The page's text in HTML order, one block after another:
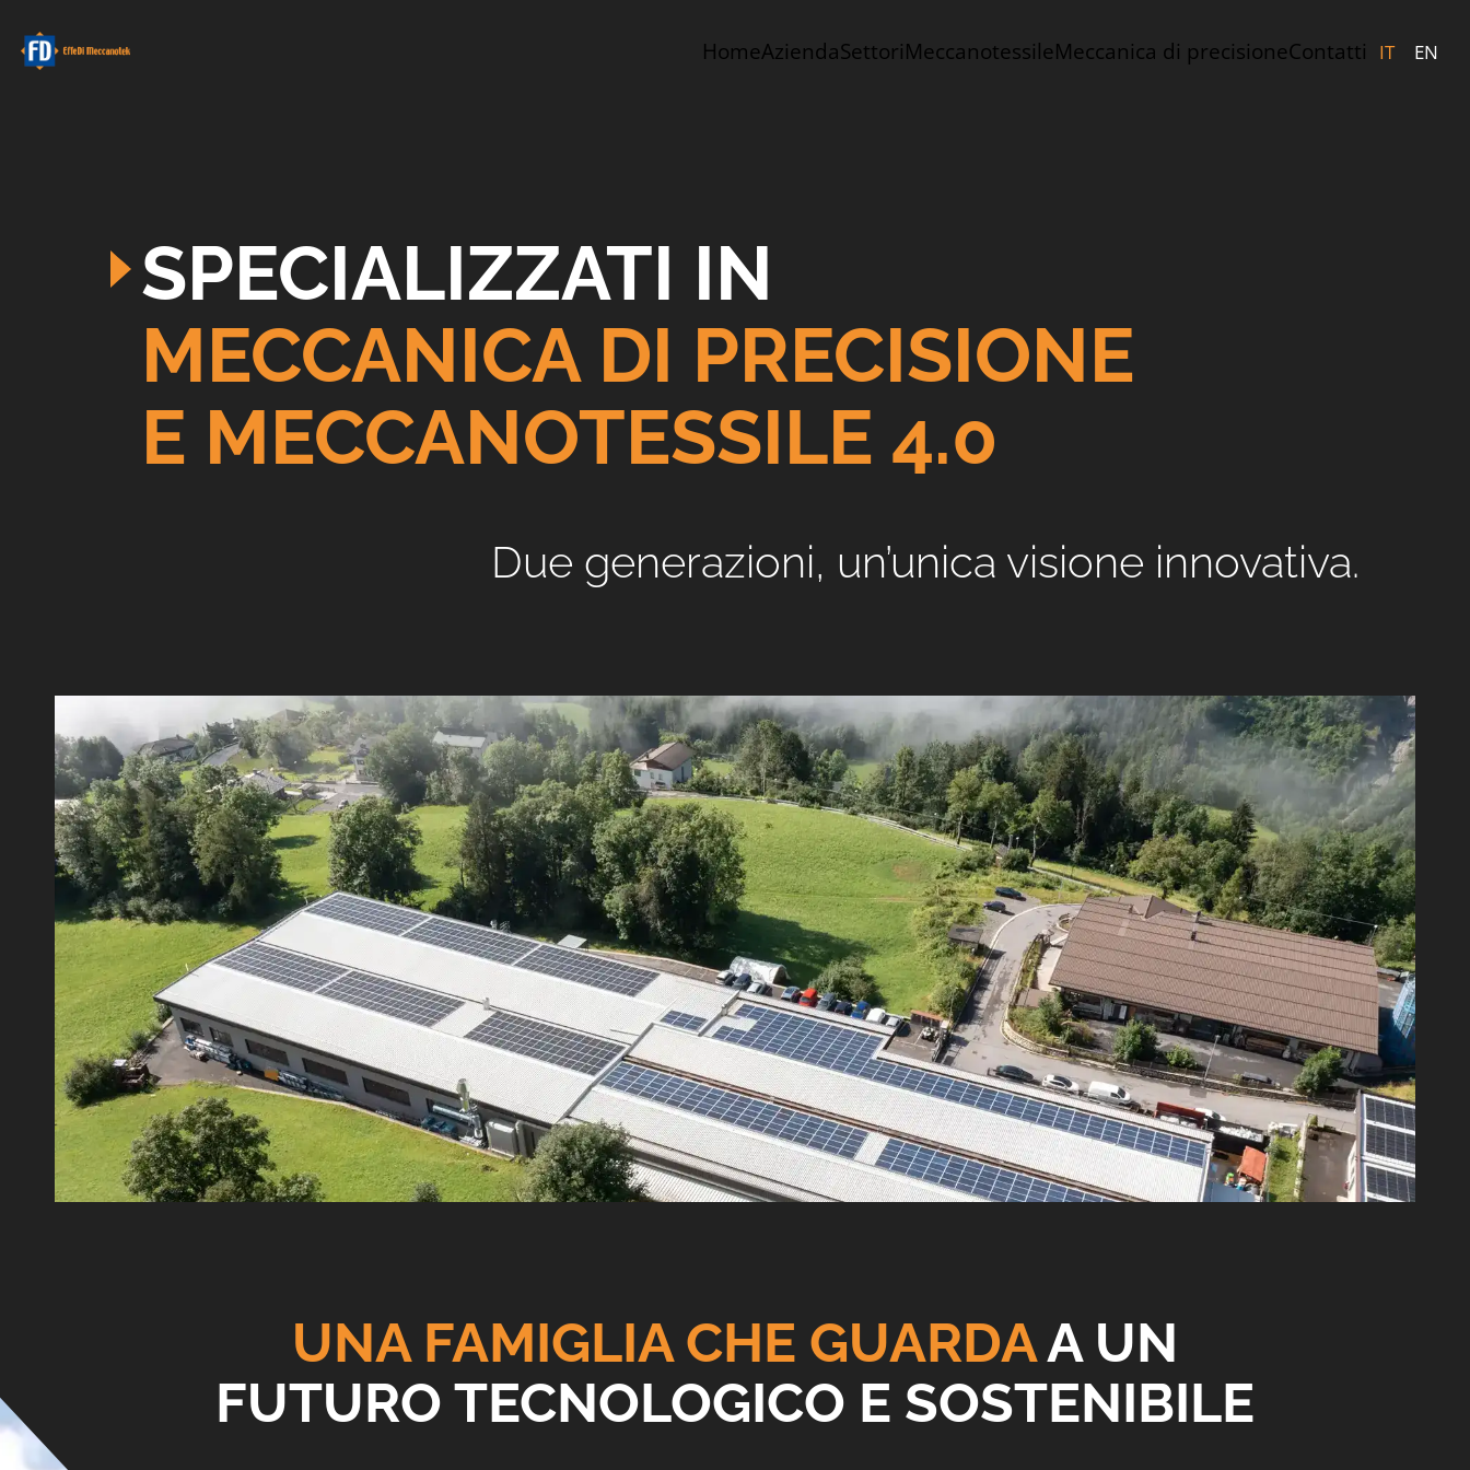
HomeAziendaSettoriMeccanotessileMeccanica di precisioneContatti IT EN
SPECIALIZZATI IN
MECCANICA DI PRECISIONE
E MECCANOTESSILE 4.0
Due generazioni, un’unica visione innovativa.
UNA FAMIGLIA CHE GUARDAA UN
FUTURO TECNOLOGICO E SOSTENIBILE